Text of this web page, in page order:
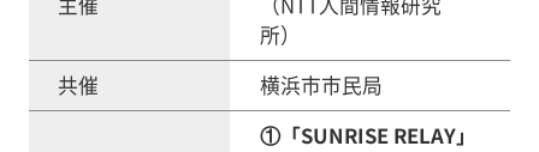
所）
共催
横浜市市民局
①「SUNRISE RELAY」